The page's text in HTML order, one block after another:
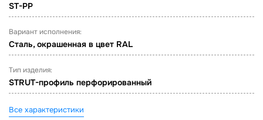
ST-PP
Вариант исполнения:
Сталь, окрашенная в цвет RAL
Тип изделия:
STRUT-профиль перфорированный
Все характеристики